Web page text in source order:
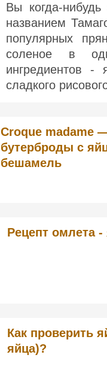
Вы когда-
названием
популярных
соленое в
ингредиентов -
сладкого
Croque madame
бутерброды с
бешамель
Рецепт омлета
Как проверить
яйца)?